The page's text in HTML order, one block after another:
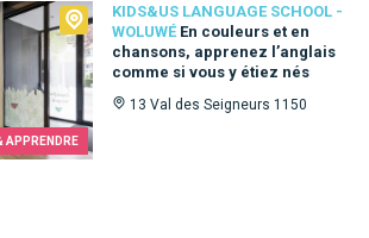
APPRENDRE
KIDS&US LANGUAGE SCHOOL -
WOLUWÉ En couleurs et en
chansons, apprenez l’anglais
comme si vous y étiez nés
13 Val des Seigneurs 1150
school - Woluwé